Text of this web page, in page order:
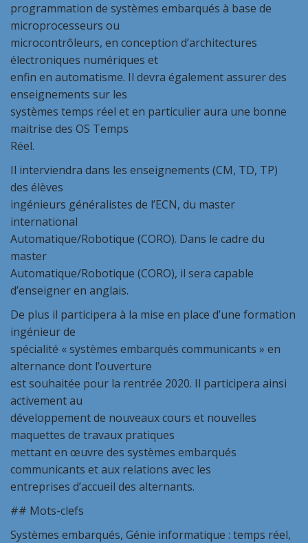
programmation de systèmes embarqués à base de
microprocesseurs ou
microcontrôleurs, en conception d’architectures
électroniques numériques et
enfin en automatisme. Il devra également assurer des
enseignements sur les
systèmes temps réel et en particulier aura une bonne
maitrise des OS Temps
Réel.
Il interviendra dans les enseignements (CM, TD, TP)
des élèves
ingénieurs généralistes de l’ECN, du master
international
Automatique/Robotique (CORO). Dans le cadre du
master
Automatique/Robotique (CORO), il sera capable
d’enseigner en anglais.
De plus il participera à la mise en place d’une formation
ingénieur de
spécialité « systèmes embarqués communicants » en
alternance dont l’ouverture
est souhaitée pour la rentrée 2020. Il participera ainsi
activement au
développement de nouveaux cours et nouvelles
maquettes de travaux pratiques
mettant en œuvre des systèmes embarqués
communicants et aux relations avec les
entreprises d’accueil des alternants.
## Mots-clefs
Systèmes embarqués, Génie informatique : temps réel,